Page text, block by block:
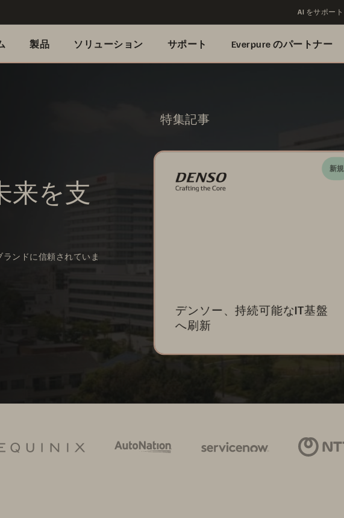
AI をサポート
製品 ソリューション サポート Everpure のパートナー
来を支
ンドに信頼されていま
特集記事
新規
デンソー、持続可能なIT基盤
へ刷新